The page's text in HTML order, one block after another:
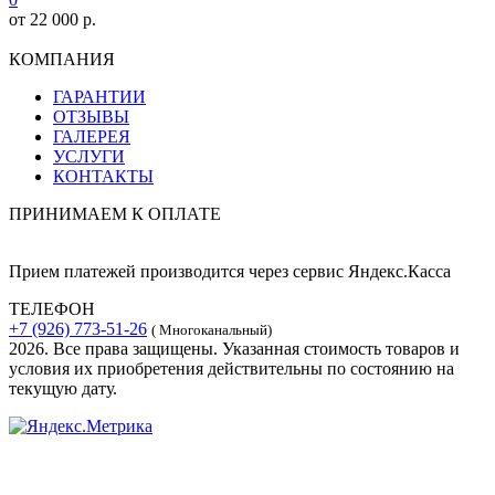
от 22 000 р.
КОМПАНИЯ
ГАРАНТИИ
ОТЗЫВЫ
ГАЛЕРЕЯ
УСЛУГИ
КОНТАКТЫ
ПРИНИМАЕМ К ОПЛАТЕ
Прием платежей производится через сервис Яндекс.Касса
ТЕЛЕФОН
+7 (926) 773-51-26 ( Многоканальный)
2026. Все права защищены. Указанная стоимость товаров и
условия их приобретения действительны по состоянию на
текущую дату.